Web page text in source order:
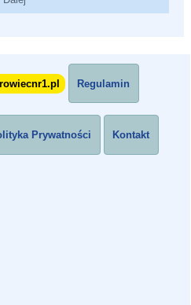
Regulamin
Prywatności Kontakt